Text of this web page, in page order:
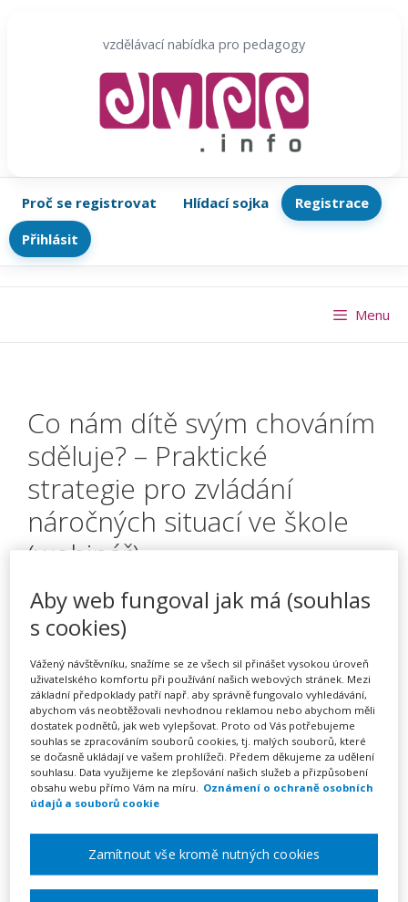
vzdělávací nabídka pro pedagogy
Proč se registrovat Hlídací sojka
Registrace
Přihlásit
Co nám dítě svým chováním
sděluje? – Praktické
strategie pro zvládání
náročných situací ve škole
(webinář)
PořádáZřetel, s.r.o.
TERMÍN
18. 01. 2027
MÍSTO
ONLINE
Menu
Aby web fungoval jak má (souhlas
s cookies)
Vážený návštěvníku, snažíme se ze všech sil přinášet vysokou úroveň
uživatelského komfortu při používání našich webových stránek. Mezi
základní předpoklady patří např. aby správně fungovalo vyhledávání,
abychom vás neobtěžovali nevhodnou reklamou nebo abychom měli
dostatek podnětů, jak web vylepšovat. Proto od Vás potřebujeme
souhlas se zpracováním souborů cookies, tj. malých souborů, které
se dočasně ukládají ve vašem prohlížeči. Předem děkujeme za udělení
souhlasu. Data využijeme ke zlepšování našich služeb a přizpůsobení
obsahu webu přímo Vám na míru. Oznámení o ochraně osobních
údajů a souborů cookie
Zamítnout vše kromě nutných cookies